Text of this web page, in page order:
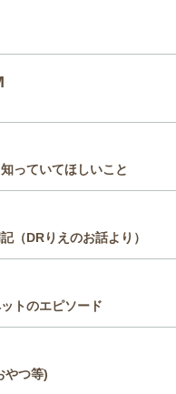
っていてほしいこと
（DRりえのお話より）
トのエピソード
やつ等)